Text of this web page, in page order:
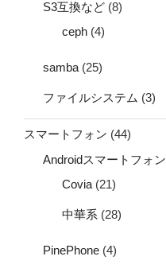
S3互換など (8)
ceph (4)
samba (25)
ファイルシステム (3)
スマートフォン (44)
Androidスマートフォン
Covia (21)
中華系 (28)
PinePhone (4)